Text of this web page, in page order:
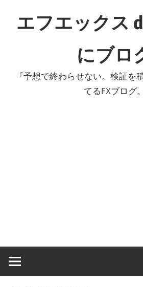
エフエックス
にブロ
『予想で終わらせない。検証を
てるFXブログ。